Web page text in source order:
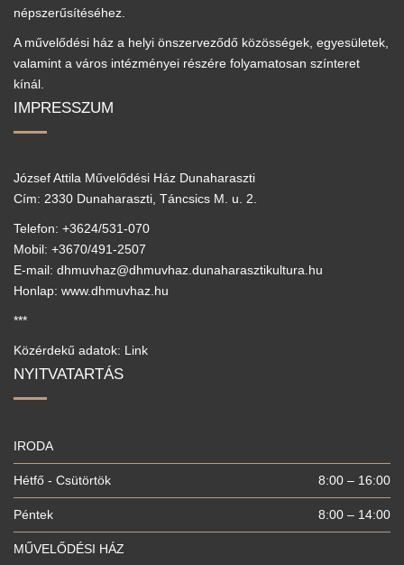
népszerűsítéséhez.
A művelődési ház a helyi önszerveződő közösségek, egyesületek,
valamint a város intézményei részére folyamatosan színteret
kínál.
IMPRESSZUM
József Attila Művelődési Ház Dunaharaszti
Cím: 2330 Dunaharaszti, Táncsics M. u. 2.
Telefon: +3624/531-070
Mobil: +3670/491-2507
E-mail: dhmuvhaz@dhmuvhaz.dunaharasztikultura.hu
Honlap: www.dhmuvhaz.hu
***
Közérdekű adatok: Link
NYITVATARTÁS
IRODA
Hétfő - Csütörtök 8:00 – 16:00
Péntek 8:00 – 14:00
MŰVELŐDÉSI HÁZ